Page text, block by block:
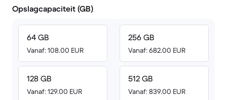
Opslagcapaciteit (GB)
64 GB
Vanaf: 108.00 EUR
128 GB
Vanaf: 129.00 EUR
256 GB
Vanaf: 682.00 EUR
512 GB
Vanaf: 839.00 EUR